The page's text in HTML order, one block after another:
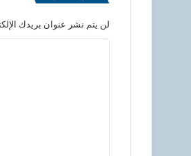
لن يتم نشر عنوان بريدك